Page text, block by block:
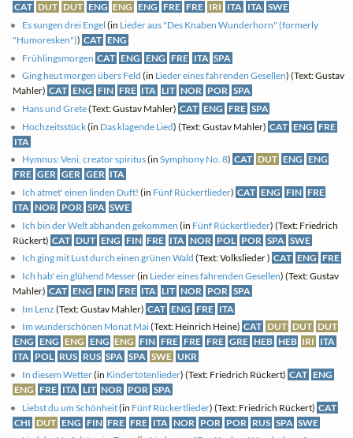
CAT DUT DUT ENG ENG ENG FRE FRE IRI ITA ITA SWE
Es sungen drei Engel (in Lieder aus "Des Knaben Wunderhorn" (formerly
"Humoresken")) CAT ENG
Frühlingsmorgen CAT ENG ENG FRE ITA SPA
Ging heut morgen übers Feld (in Lieder eines fahrenden Gesellen) (Text: Gustav
Mahler) CAT ENG FIN FRE ITA LIT NOR POR SPA
Hans und Grete(Text: Gustav Mahler) CAT ENG FRE SPA
Hochzeitsstück(in Das klagende Lied) (Text: Gustav Mahler) CAT ENG FRE
ITA
Hymnus: Veni, creator spiritus(inSymphony No. 8) CAT DUT ENG ENG
FRE GER GER GER ITA
Ich atmet' einen linden Duft! (in Fünf Rückertlieder) CAT ENG FIN FRE
ITA NOR POR SPA SWE
Ich bin der Welt abhanden gekommen (in Fünf Rückertlieder) (Text: Friedrich
Rückert) CAT DUT ENG FIN FRE ITA NOR POL POR SPA SWE
Ich ging mit Lust durch einen grünen Wald (Text: Volkslieder ) CAT ENG FRE
Ich hab' ein glühend Messer(in Lieder eines fahrenden Gesellen) (Text: Gustav
Mahler) CAT ENG FIN FRE ITA LIT NOR POR SPA
Im Lenz (Text: Gustav Mahler) CAT ENG FRE ITA
Im wunderschönen Monat Mai(Text: Heinrich Heine) CAT DUT DUT DUT
ENG ENG ENG ENG ENG FIN FRE FRE FRE GRE HEB HEB IRI ITA
ITA POL RUS RUS SPA SPA SWE UKR
In diesem Wetter(in Kindertotenlieder) (Text: Friedrich Rückert) CAT ENG
ENG FRE ITA LIT NOR POR SPA
Liebst du um Schönheit(in Fünf Rückertlieder) (Text: Friedrich Rückert) CAT
CHI DUT ENG FIN FRE FRE ITA NOR POR POR RUS SPA SWE